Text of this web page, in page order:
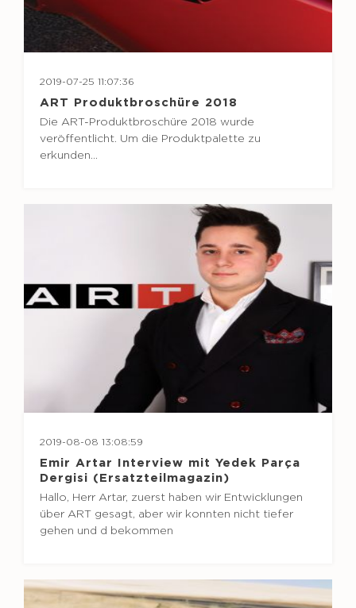
2019-07-25 11:07:36
ART Produktbroschüre 2018
Die ART-Produktbroschüre 2018 wurde
veröffentlicht. Um die Produktpalette zu
erkunden…
2019-08-08 13:08:59
Emir Artar Interview mit Yedek Parça
Dergisi (Ersatzteilmagazin)
Hallo, Herr Artar, zuerst haben wir Entwicklungen
über ART gesagt, aber wir konnten nicht tiefer
gehen und d bekommen